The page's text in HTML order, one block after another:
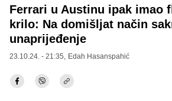
Ferrari u Austinu ipak imao
krilo: Na domišljat način
unaprijeđenje
23.10.24. - 21:35, Edah Hasanspahić